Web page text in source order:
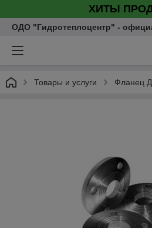
ХИТЫ
ОДО "Гидротеплоцентр" -
Товары и услуги Фланец